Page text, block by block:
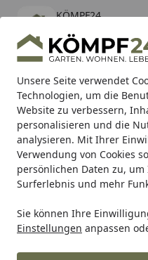
Unsere Seite verwendet
Technologien, um die
Website zu verbessern,
personalisieren und die
analysieren. Mit Ihrer
Verwendung von Cookies
persönlichen Daten zu,
Surferlebnis und mehr
Sie können Ihre
Einstellungen anpassen
KÖMPF24
kostenlos - Im App Store
Alle Produkte
Mein Konto
Suchen
Karibu Pools inkl.
Starterset
Startseite
Wohnen & Haushalt
Aquarium